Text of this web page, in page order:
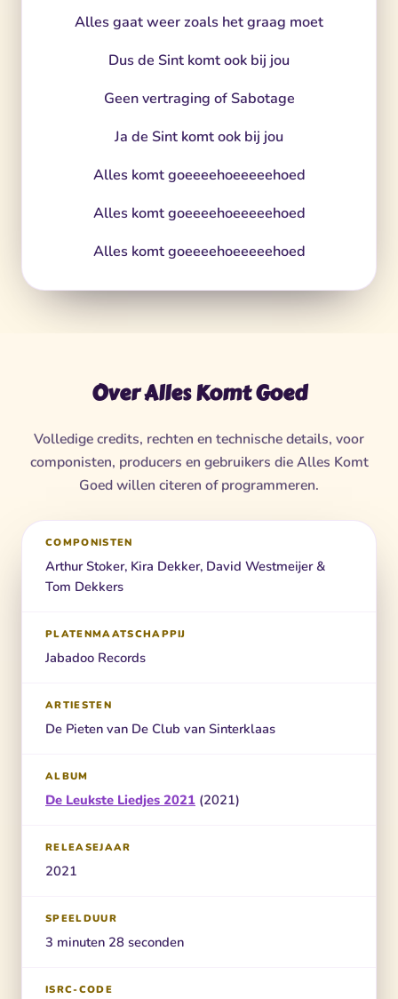
Alles gaat weer zoals het graag moet
Dus de Sint komt ook bij jou
Geen vertraging of Sabotage
Ja de Sint komt ook bij jou
Alles komt goeeeehoeeeeehoed
Alles komt goeeeehoeeeeehoed
Alles komt goeeeehoeeeeehoed
Over Alles Komt Goed
Volledige credits, rechten en technische details, voor
componisten, producers en gebruikers die Alles Komt
Goed willen citeren of programmeren.
COMPONISTEN
Arthur Stoker, Kira Dekker, David Westmeijer &
Tom Dekkers
PLATENMAATSCHAPPIJ
Jabadoo Records
ARTIESTEN
De Pieten van De Club van Sinterklaas
ALBUM
De Leukste Liedjes 2021 (2021)
RELEASEJAAR
2021
SPEELDUUR
3 minuten 28 seconden
ISRC-CODE